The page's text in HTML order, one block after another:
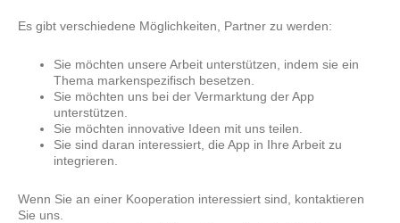
Es gibt verschiedene Möglichkeiten, Partner zu werden:
Sie möchten unsere Arbeit unterstützen, indem sie ein
Thema markenspezifisch besetzen.
Sie möchten uns bei der Vermarktung der App
unterstützen.
Sie möchten innovative Ideen mit uns teilen.
Sie sind daran interessiert, die App in Ihre Arbeit zu
integrieren.
Wenn Sie an einer Kooperation interessiert sind, kontaktieren
Sie uns.